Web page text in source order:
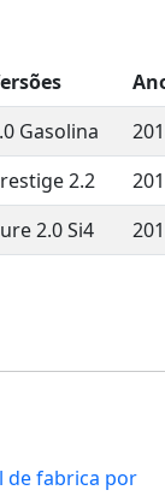
Gasolina
2.2
2.0 Si4
de fabrica por